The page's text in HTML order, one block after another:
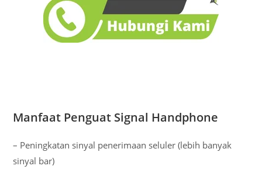
Manfaat Penguat Signal Handphone
– Peningkatan sinyal penerimaan seluler (lebih banyak
sinyal bar)